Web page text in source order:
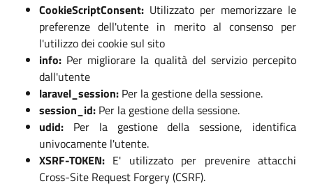
CookieScriptConsent: Utilizzato per memorizzare le
preferenze dell'utente in merito al consenso per
l'utilizzo dei cookie sul sito
info: Per migliorare la qualità del servizio percepito
dall'utente
laravel_session: Per la gestione della sessione.
session_id: Per la gestione della sessione.
udid: Per la gestione della sessione, identifica
univocamente l'utente.
XSRF-TOKEN: E' utilizzato per prevenire attacchi
Cross-Site Request Forgery (CSRF).